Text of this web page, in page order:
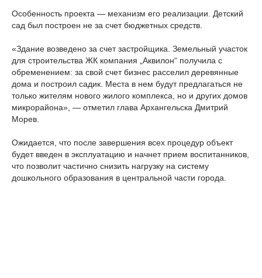
Особенность проекта — механизм его реализации. Детский
сад был построен не за счет бюджетных средств.
«Здание возведено за счет застройщика. Земельный участок
для строительства ЖК компания „Аквилон“ получила с
обременением: за свой счет бизнес расселил деревянные
дома и построил садик. Места в нем будут предлагаться не
только жителям нового жилого комплекса, но и других домов
микрорайона», — отметил глава Архангельска Дмитрий
Морев.
Ожидается, что после завершения всех процедур объект
будет введен в эксплуатацию и начнет прием воспитанников,
что позволит частично снизить нагрузку на систему
дошкольного образования в центральной части города.